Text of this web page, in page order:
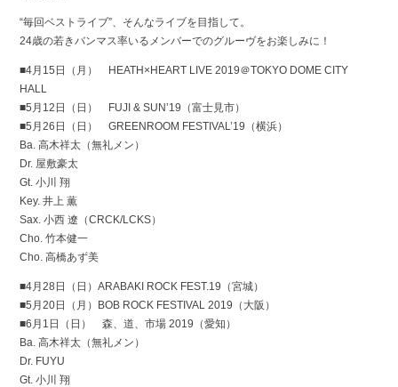
“毎回ベストライブ”、そんなライブを目指して。
24歳の若きバンマス率いるメンバーでのグルーヴをお楽しみに！
■4月15日（月） HEATH×HEART LIVE 2019＠TOKYO DOME CITY
HALL
■5月12日（日） FUJI & SUN’19（富士見市）
■5月26日（日） GREENROOM FESTIVAL’19（横浜）
Ba. 高木祥太（無礼メン）
Dr. 屋敷豪太
Gt. 小川 翔
Key. 井上 薫
Sax. 小西 遼（CRCK/LCKS）
Cho. 竹本健一
Cho. 高橋あず美
■4月28日（日）ARABAKI ROCK FEST.19（宮城）
■5月20日（月）BOB ROCK FESTIVAL 2019（大阪）
■6月1日（日） 森、道、市場 2019（愛知）
Ba. 高木祥太（無礼メン）
Dr. FUYU
Gt. 小川 翔